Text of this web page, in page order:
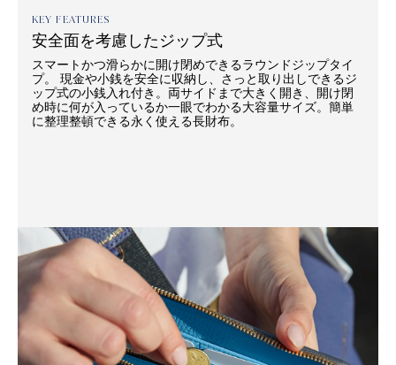
KEY FEATURES
安全面を考慮したジップ式
スマートかつ滑らかに開け閉めできるラウンドジップタイ
プ。 現金や小銭を安全に収納し、さっと取り出しできるジ
ップ式の小銭入れ付き。両サイドまで大きく開き、開け閉
め時に何が入っているか一眼でわかる大容量サイズ。簡単
に整理整頓できる永く使える長財布。